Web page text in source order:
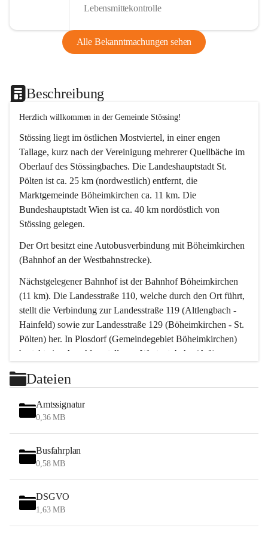
Lebensmittekontrolle
Alle Bekanntmachungen sehen
Beschreibung
Herzlich willkommen in der Gemeinde Stössing!
Stössing liegt im östlichen Mostviertel, in einer engen
Tallage, kurz nach der Vereinigung mehrerer Quellbäche im
Oberlauf des Stössingbaches. Die Landeshauptstadt St.
Pölten ist ca. 25 km (nordwestlich) entfernt, die
Marktgemeinde Böheimkirchen ca. 11 km. Die
Bundeshauptstadt Wien ist ca. 40 km nordöstlich von
Stössing gelegen.
Der Ort besitzt eine Autobusverbindung mit Böheimkirchen
(Bahnhof an der Westbahnstrecke).
Nächstgelegener Bahnhof ist der Bahnhof Böheimkirchen
(11 km). Die Landesstraße 110, welche durch den Ort führt,
stellt die Verbindung zur Landesstraße 119 (Altlengbach -
Hainfeld) sowie zur Landesstraße 129 (Böheimkirchen - St.
Pölten) her. In Plosdorf (Gemeindegebiet Böheimkirchen)
besteht eine Anschlussstelle zur Westautobahn (A 1).
Wien erreicht man in ca. 45 Minuten.
Stössing zählt noch zum Naherholungsraum Wien sowie
zum Naherholungsraum St. Pölten. Viele Bauernhöfe hatten
„ihre Wiener“. Seit 1960 bauten viele Wiener
Wochenendhäuser im Gemeindegebiet. Wegen des
waldreichen Jagdgebietes haben viele Jagdpächter ihre
Das Wandern ist aus touristischer Sicht die bedeutendste
Tätigkeit. Das hügelige Gebiet mit Wanderwegen durch
Wiesen, Wälder und Obstkulturen lädt dazu ein. Gefördert
Dateien
Amtssignatur
0,36 MB
Busfahrplan
0,58 MB
DSGVO
1,63 MB